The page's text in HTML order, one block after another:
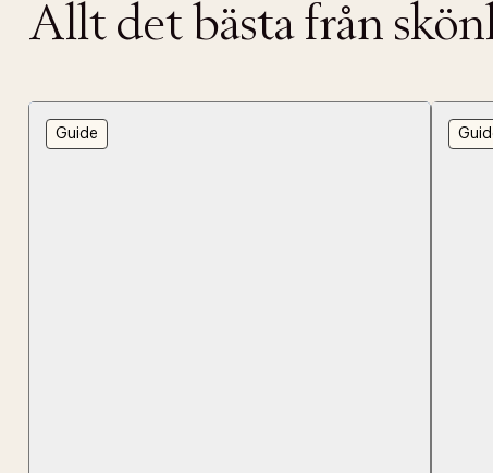
Allt det bästa från
Guide